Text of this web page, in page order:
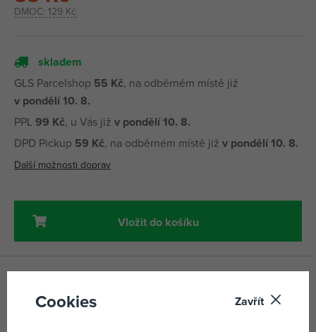
DMOC: 129 Kč
skladem
GLS Parcelshop 55 Kč, na odběrném místě již
v pondělí 10. 8.
PPL99 Kč, u Vás již v pondělí 10. 8.
DPD Pickup 59 Kč, na odběrném místě již v pondělí 10. 8.
Další možnosti doprav
Vložit do košíku
Lena Dopravní značky
Cookies Zavřít